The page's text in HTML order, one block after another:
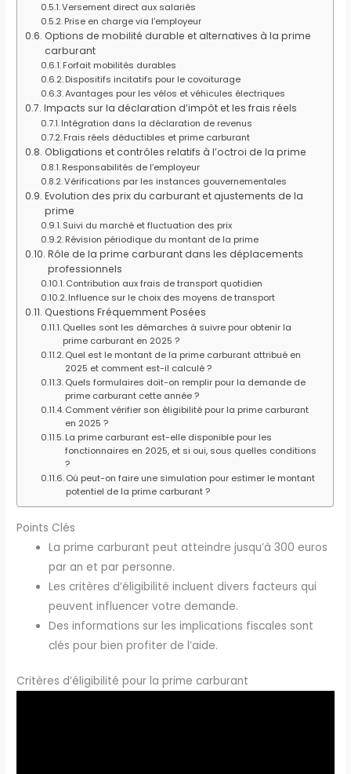
Versement direct aux salariés
Prise en charge via l’employeur
Options de mobilité durable et alternatives à la prime
carburant
Forfait mobilités durables
Dispositifs incitatifs pour le covoiturage
Avantages pour les vélos et véhicules électriques
Impacts sur la déclaration d’impôt et les frais réels
Intégration dans la déclaration de revenus
Frais réels déductibles et prime carburant
Obligations et contrôles relatifs à l’octroi de la prime
Responsabilités de l’employeur
Vérifications par les instances gouvernementales
Evolution des prix du carburant et ajustements de la
prime
Suivi du marché et fluctuation des prix
Révision périodique du montant de la prime
Rôle de la prime carburant dans les déplacements
professionnels
Contribution aux frais de transport quotidien
Influence sur le choix des moyens de transport
Questions Fréquemment Posées
Quelles sont les démarches à suivre pour obtenir la
prime carburant en 2025 ?
Quel est le montant de la prime carburant attribué en
2025 et comment est-il calculé ?
Quels formulaires doit-on remplir pour la demande de
prime carburant cette année ?
Comment vérifier son éligibilité pour la prime carburant
en 2025 ?
La prime carburant est-elle disponible pour les
fonctionnaires en 2025, et si oui, sous quelles conditions
?
Où peut-on faire une simulation pour estimer le montant
potentiel de la prime carburant ?
Points Clés
La prime carburant peut atteindre jusqu’à 300 euros
par an et par personne.
Les critères d’éligibilité incluent divers facteurs qui
peuvent influencer votre demande.
Des informations sur les implications fiscales sont
clés pour bien profiter de l’aide.
Critères d’éligibilité pour la prime carburant